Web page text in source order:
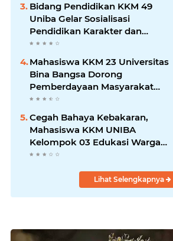
Bidang Pendidikan KKM 49
Uniba Gelar Sosialisasi
Pendidikan Karakter dan
Kenakalan Remaja di SMP
Negeri 1 Baros
Mahasiswa KKM 23 Universitas
Bina Bangsa Dorong
Pemberdayaan Masyarakat
melalui Seminar di Desa
Pelawad
Cegah Bahaya Kebakaran,
Mahasiswa KKM UNIBA
Kelompok 03 Edukasi Warga
Karundang Mengenai Instalasi
Lihat Selengkapnya